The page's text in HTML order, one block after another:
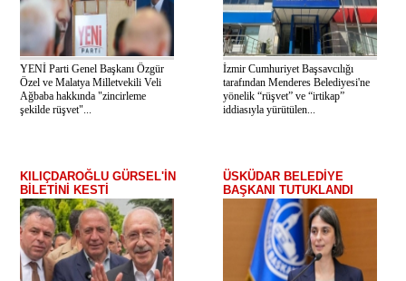
YENİ Parti Genel Başkanı Özgür
Özel ve Malatya Milletvekili Veli
Ağbaba hakkında "zincirleme
şekilde rüşvet"...
İzmir Cumhuriyet Başsavcılığı
tarafından Menderes Belediyesi'ne
yönelik “rüşvet” ve “irtikap”
iddiasıyla yürütülen...
KILIÇDAROĞLU GÜRSEL'İN
BİLETİNİ KESTİ
ÜSKÜDAR BELEDİYE
BAŞKANI TUTUKLANDI